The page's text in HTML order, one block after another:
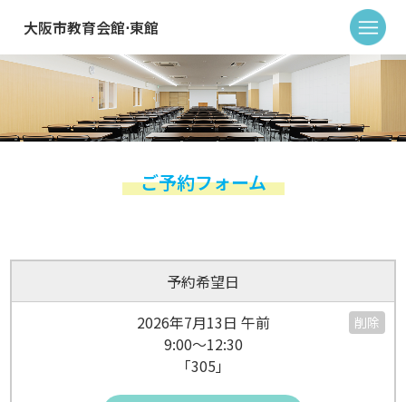
大阪市教育会館⋅東館
ご予約フォーム
予約希望日
2026年7月13日 午前
9:00～12:30
「305」
削除